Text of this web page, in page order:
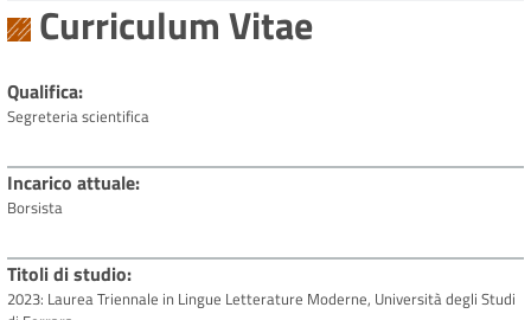
Curriculum Vitae
Qualifica
Segreteria scientifica
Incarico attuale
Borsista
Titoli di studio
2023: Laurea Triennale in Lingue Letterature Moderne, Università degli Studi